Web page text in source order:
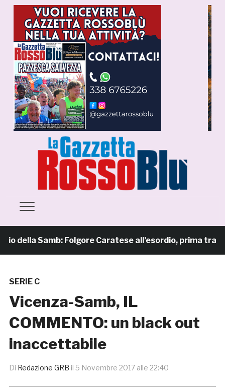
Samb: Folgore Caratese all’esordio, prima
SERIE C
Vicenza-Samb, IL
COMMENTO: un black out
inaccettabile
Di Redazione GRB il 5 Novembre 2017 alle 22:40